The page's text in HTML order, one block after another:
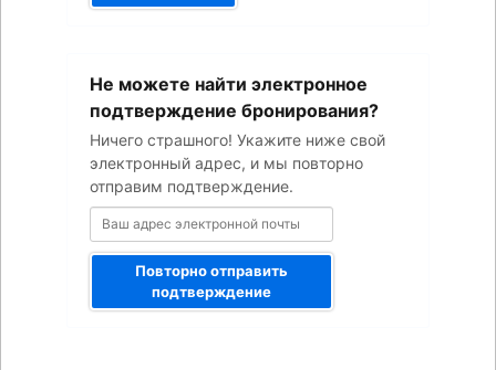
Не можете найти электронное
подтверждение бронирования?
Ничего страшного! Укажите ниже свой
электронный адрес, и мы повторно
отправим подтверждение.
адрес
электронной
почты
Повторно отправить
подтверждение